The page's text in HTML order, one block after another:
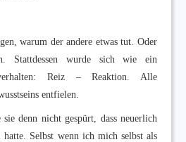
warum der andere etwas tut. Oder
Stattdessen wurde sich wie ein
Reiz – Reaktion. Alle
entfielen.
denn nicht gespürt, dass neuerlich
hatte. Selbst wenn ich mich selbst als